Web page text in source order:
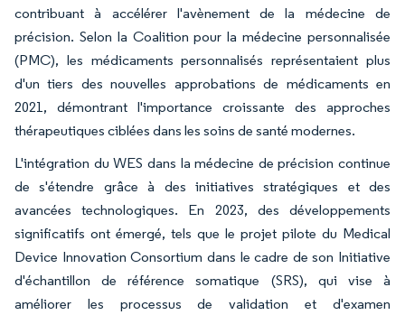
contribuant à accélérer l'avènement de la médecine de
précision. Selon la Coalition pour la médecine personnalisée
(PMC), les médicaments personnalisés représentaient plus
d'un tiers des nouvelles approbations de médicaments en
2021, démontrant l'importance croissante des approches
thérapeutiques ciblées dans les soins de santé modernes.
L'intégration du WES dans la médecine de précision continue
de s'étendre grâce à des initiatives stratégiques et des
avancées technologiques. En 2023, des développements
significatifs ont émergé, tels que le projet pilote du Medical
Device Innovation Consortium dans le cadre de son Initiative
d'échantillon de référence somatique (SRS), qui vise à
améliorer les processus de validation et d'examen